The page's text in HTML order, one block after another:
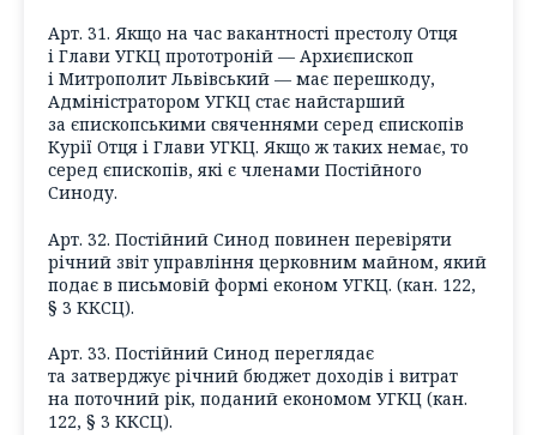
Арт. 31. Якщо на час вакантності престолу Отця
і Глави УГКЦ прототроній — Архиєпископ
і Митрополит Львівський — має перешкоду,
Адміністратором УГКЦ стає найстарший
за єпископськими свяченнями серед єпископів
Курії Отця і Глави УГКЦ. Якщо ж таких немає, то
серед єпископів, які є членами Постійного
Синоду.
Арт. 32. Постійний Синод повинен перевіряти
річний звіт управління церковним майном, який
подає в письмовій формі економ УГКЦ. (кан. 122,
§ 3 ККСЦ).
Арт. 33. Постійний Синод переглядає
та затверджує річний бюджет доходів і витрат
на поточний рік, поданий економом УГКЦ (кан.
122, § 3 ККСЦ).